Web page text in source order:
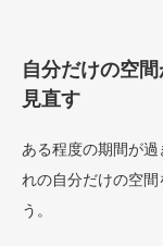
自分だけの空
見直す
ある程度の期間が
れの自分だけの空
う。